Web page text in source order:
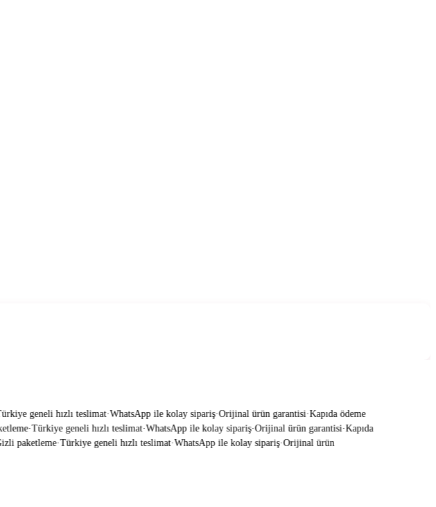
geneli hızlı teslimat·WhatsApp ile kolay sipariş·Orijinal ürün garantisi·Kapıda ödeme
·Türkiye geneli hızlı teslimat·WhatsApp ile kolay sipariş·Orijinal ürün garantisi·Kapıda
paketleme·Türkiye geneli hızlı teslimat·WhatsApp ile kolay sipariş·Orijinal ürün